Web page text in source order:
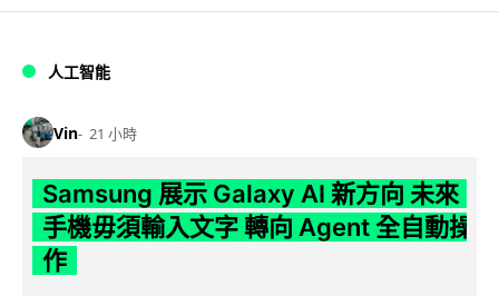
人工智能
Vin 21 小時
Samsung 展示 Galaxy AI 新方向 未來
手機毋須輸入文字 轉向 Agent 全自動操
作